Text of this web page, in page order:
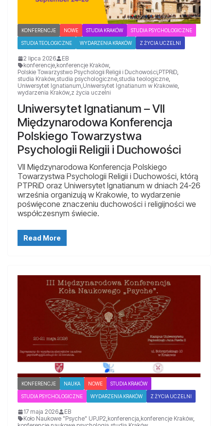
KONFERENCJE NOWE STUDIA KRAKÓW STUDIA PSYCHOLOGICZNE
STUDIA TEOLOGICZNE WYDARZENIA KRAKÓW Z ŻYCIA UCZELNI
2 lipca 2026
EB
konferencje,konferencje Kraków,
Polskie Towarzystwo Psychologii Religii i Duchowości,PTPRiD,
studia Kraków,studia psychologiczne,studia teologiczne,
Uniwersytet Ignatianum,Uniwersytet Ignatianum w Krakowie,
wydarzenia Kraków,z życia uczelni
Uniwersytet Ignatianum – VII
Międzynarodowa Konferencja
Polskiego Towarzystwa
Psychologii Religii i Duchowości
VII Międzynarodowa Konferencja Polskiego
Towarzystwa Psychologii Religii i Duchowości, którą
PTPRiD oraz Uniwersytet Ignatianum w dniach 24-26
września organizują w Krakowie, to wydarzenie
poświęcone znaczeniu duchowości i religijności we
współczesnym świecie.
Read More
KONFERENCJE NAUKA NOWE STUDIA KRAKÓW
STUDIA PSYCHOLOGICZNE WYDARZENIA KRAKÓW Z ŻYCIA UCZELNI
17 maja 2026
EB
Koło Naukowe "Psyche" UPJP2,konferencja,konferencje Kraków,